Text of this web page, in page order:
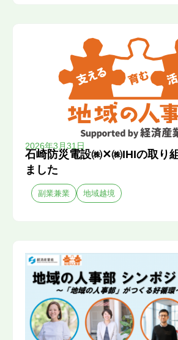
2026年3月31日
石崎防災電設㈱✕㈱IHIの取り
ました
副業兼業 地域越境